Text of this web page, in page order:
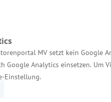
MV setzt kein Google
Google Analytics einsetzen. Um
Einstellung.
Verkehrswege -
erhöhen